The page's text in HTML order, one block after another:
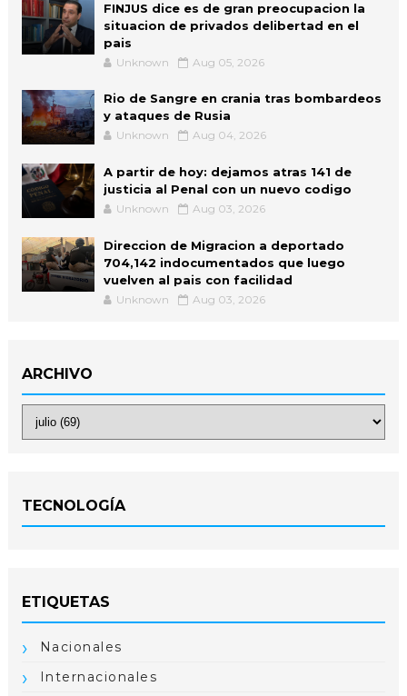
FINJUS dice es de gran preocupacion la
situacion de privados delibertad en el
pais
Unknown Aug 05, 2026
Rio de Sangre en crania tras bombardeos
y ataques de Rusia
Unknown Aug 04, 2026
A partir de hoy: dejamos atras 141 de
justicia al Penal con un nuevo codigo
Unknown Aug 03, 2026
Direccion de Migracion a deportado
704,142 indocumentados que luego
vuelven al pais con facilidad
Unknown Aug 03, 2026
ARCHIVO
TECNOLOGÍA
ETIQUETAS
Nacionales
Internacionales